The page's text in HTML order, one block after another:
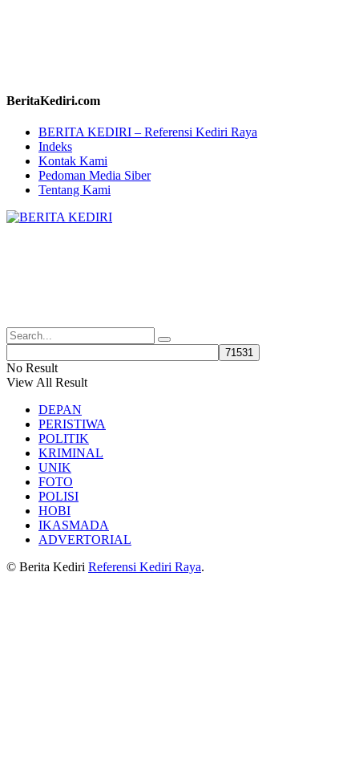
BeritaKediri.com
BERITA KEDIRI – Referensi Kediri Raya
Indeks
Kontak Kami
Pedoman Media Siber
Tentang Kami
No Result
View All Result
DEPAN
PERISTIWA
POLITIK
KRIMINAL
UNIK
FOTO
POLISI
HOBI
IKASMADA
ADVERTORIAL
© Berita Kediri Referensi Kediri Raya.